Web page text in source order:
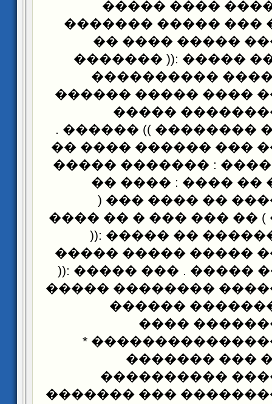
��� �� ���
����� ��� �� ���
�������� ����
�������� . ���
������ ����� ����
������
�����������
���� ������� ���
� ���� �� �� ���� :
����� ���� � ��
������� ������
������ ���� ) �� ���
��� ����
������� ���� �����
�������� )) �� �����
������� �������
����� ���
�������
���������
�����������
���������
����� ������������